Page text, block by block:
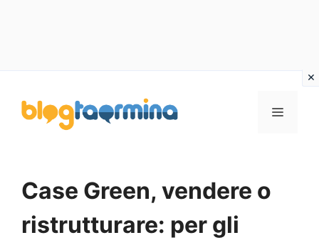
contenuto
MENU
Case Green, vendere o
ristrutturare: per gli